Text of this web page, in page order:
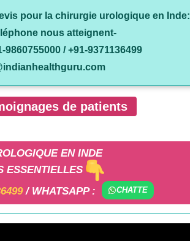
pour la chirurgie urologique en Inde:
nous atteignent-
/ +91-9371136499
de patients
EN INDE
ESSENTIELLES
/ WHATSAPP : CHATTE